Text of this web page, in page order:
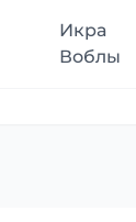
Икра
Воблы